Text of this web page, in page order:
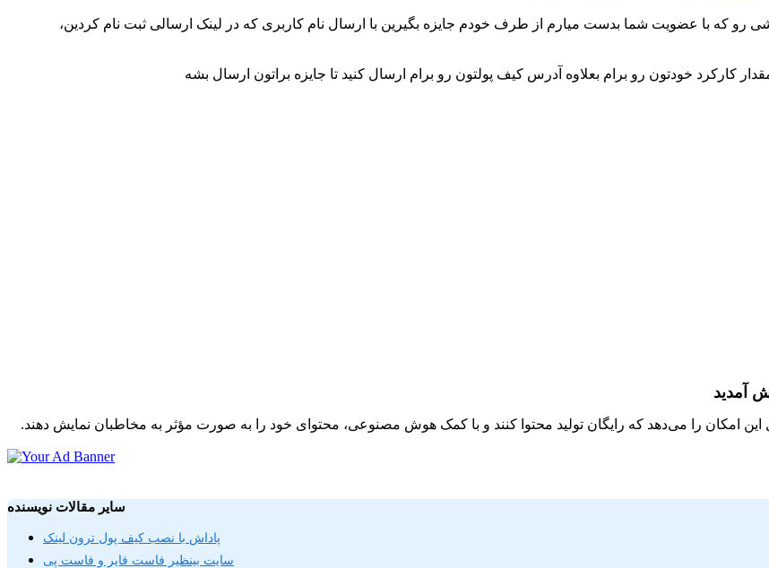
کارکرد خودتون رو برام بعلاوه آدرس کیف پولتون رو برام ارسال کنید تا جایزه براتون ارسال بشه
آمدید
این امکان را می‌دهد که رایگان تولید محتوا کنند و با کمک هوش مصنوعی، محتوای خود را به صورت مؤثر به مخاطبان نمایش دهند.
سایر مقالات نویسنده
پاداش با نصب کیف پول ترون لینک
سایت بینظیر فاست فایر و فاست پی